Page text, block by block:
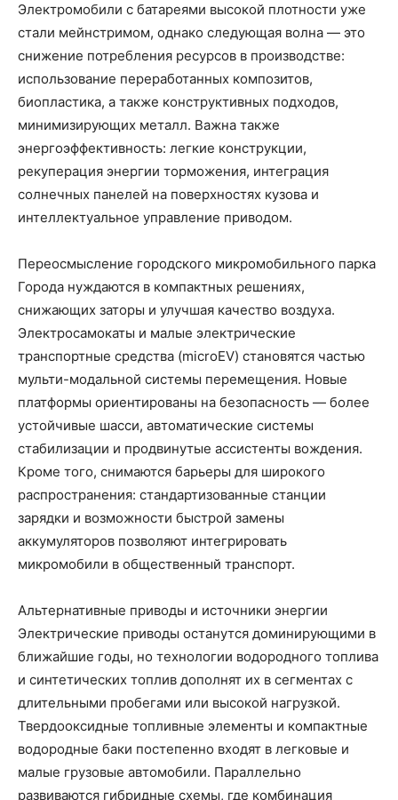
Электромобили с батареями высокой плотности уже
стали мейнстримом, однако следующая волна — это
снижение потребления ресурсов в производстве:
использование переработанных композитов,
биопластика, а также конструктивных подходов,
минимизирующих металл. Важна также
энергоэффективность: легкие конструкции,
рекуперация энергии торможения, интеграция
солнечных панелей на поверхностях кузова и
интеллектуальное управление приводом.
Переосмысление городского микромобильного парка
Города нуждаются в компактных решениях,
снижающих заторы и улучшая качество воздуха.
Электросамокаты и малые электрические
транспортные средства (microEV) становятся частью
мульти-модальной системы перемещения. Новые
платформы ориентированы на безопасность — более
устойчивые шасси, автоматические системы
стабилизации и продвинутые ассистенты вождения.
Кроме того, снимаются барьеры для широкого
распространения: стандартизованные станции
зарядки и возможности быстрой замены
аккумуляторов позволяют интегрировать
микромобили в общественный транспорт.
Альтернативные приводы и источники энергии
Электрические приводы останутся доминирующими в
ближайшие годы, но технологии водородного топлива
и синтетических топлив дополнят их в сегментах с
длительными пробегами или высокой нагрузкой.
Твердооксидные топливные элементы и компактные
водородные баки постепенно входят в легковые и
малые грузовые автомобили. Параллельно
развиваются гибридные схемы, где комбинация